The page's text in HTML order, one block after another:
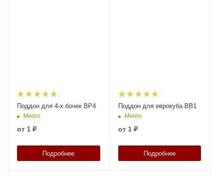
Поддон для 4-х бочек BP4
Много
от 1 ₽
Подробнее
Поддон для еврокуба BB1
Много
от 1 ₽
Подробнее